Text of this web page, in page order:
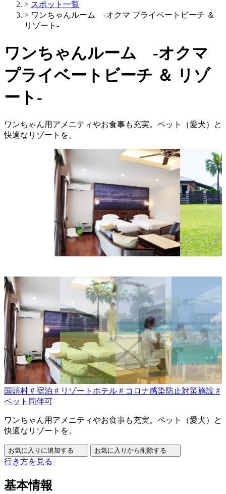
> スポット一覧
> ワンちゃんルーム -オクマ プライベートビーチ ＆
リゾート-
ワンちゃんルーム -オクマ
プライベートビーチ ＆ リゾ
ート-
ワンちゃん用アメニティやお食事も充実。ペット（愛犬）と
快適なリゾートを。
国頭村 # 宿泊 # リゾートホテル # コロナ感染防止対策施設 #
ペット同伴可
ワンちゃん用アメニティやお食事も充実。ペット（愛犬）と
快適なリゾートを。
お気に入りに追加する お気に入りから削除する
行き方を見る
基本情報